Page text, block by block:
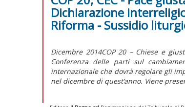
Dichiarazione
Riforma - Sussidio
Dicembre 2014COP 20 – Chiese e
Conferenza delle parti sul
internazionale che dovrà regolare gli
nel dicembre di quest’anno. Viene